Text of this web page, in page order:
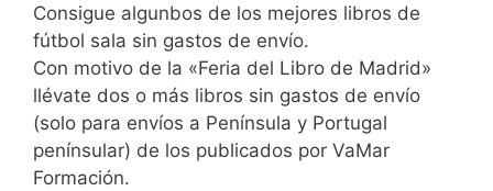
Consigue algunbos de los mejores libros de
fútbol sala sin gastos de envío.
Con motivo de la «Feria del Libro de Madrid»
llévate dos o más libros sin gastos de envío
(solo para envíos a Península y Portugal
penínsular) de los publicados por VaMar
Formación.